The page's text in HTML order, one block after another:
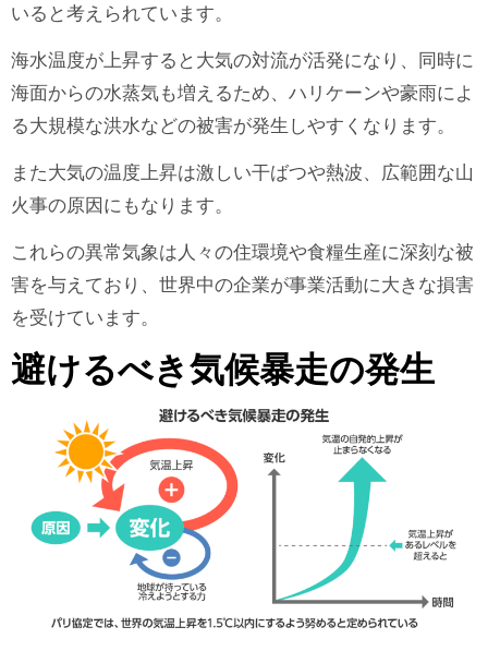
いると考えられています。
海水温度が上昇すると大気の対流が活発になり、同時に
海面からの水蒸気も増えるため、ハリケーンや豪雨によ
る大規模な洪水などの被害が発生しやすくなります。
また大気の温度上昇は激しい干ばつや熱波、広範囲な山
火事の原因にもなります。
これらの異常気象は人々の住環境や食糧生産に深刻な被
害を与えており、世界中の企業が事業活動に大きな損害
を受けています。
避けるべき気候暴走の発生